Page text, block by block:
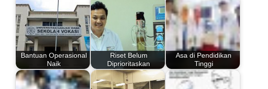
Bantuan Operasional
Naik
Riset Belum
Diprioritaskan
Asa di Pendidikan
Tinggi